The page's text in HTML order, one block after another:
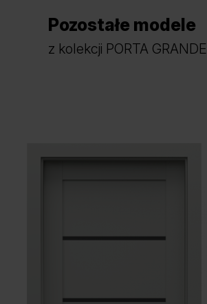
Pozostałe modele
z kolekcji PORTA GRANDE